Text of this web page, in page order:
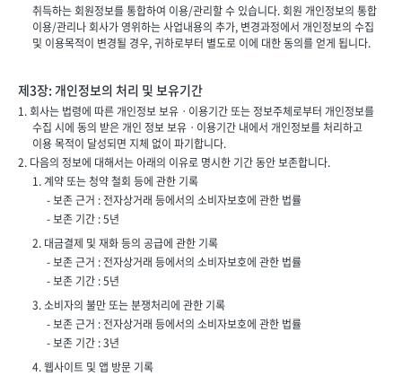
취득하는 회원정보를 통합하여 이용/관리할 수 있습니다. 회원 개인정보의 통합
이용/관리나 회사가 영위하는 사업내용의 추가, 변경과정에서 개인정보의 수집
및 이용목적이 변경될 경우, 귀하로부터 별도로 이에 대한 동의를 얻게 됩니다.
제3장: 개인정보의 처리 및 보유기간
1. 회사는 법령에 따른 개인정보 보유ㆍ이용기간 또는 정보주체로부터 개인정보를
수집 시에 동의 받은 개인 정보 보유ㆍ이용기간 내에서 개인정보를 처리하고
이용 목적이 달성되면 지체 없이 파기합니다.
2. 다음의 정보에 대해서는 아래의 이유로 명시한 기간 동안 보존합니다.
1. 계약 또는 청약 철회 등에 관한 기록
- 보존 근거 : 전자상거래 등에서의 소비자보호에 관한 법률
- 보존 기간 : 5년
2. 대금결제 및 재화 등의 공급에 관한 기록
- 보존 근거 : 전자상거래 등에서의 소비자보호에 관한 법률
- 보존 기간 : 5년
3. 소비자의 불만 또는 분쟁처리에 관한 기록
- 보존 근거 : 전자상거래 등에서의 소비자보호에 관한 법률
- 보존 기간 : 3년
4. 웹사이트 및 앱 방문 기록